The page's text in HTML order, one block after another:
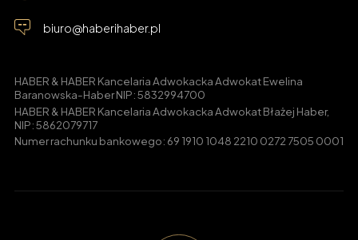
biuro@haberihaber.pl
HABER & HABER Kancelaria Adwokacka Adwokat Ewelina
Baranowska-Haber NIP: 5832994700
HABER & HABER Kancelaria Adwokacka Adwokat Błażej Haber,
NIP: 5862079717
Numer rachunku bankowego: 69 1910 1048 2210 0272 7505 0001